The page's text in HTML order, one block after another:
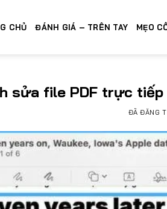
CHỦ ĐÁNH GIÁ – TRÊN TAY MẸO
sửa file PDF trực
ĐÃ ĐĂNG